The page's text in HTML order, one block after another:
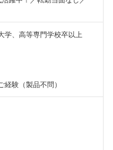
学、高等専門学校卒以上
経験（製品不問）